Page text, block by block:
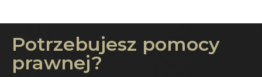
Potrzebujesz pomocy
prawnej?